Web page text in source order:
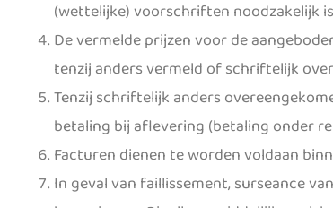
(wettelijke) voorschriften noodzakelijk
De vermelde prijzen voor de
tenzij anders vermeld of schriftelijk
Tenzij schriftelijk anders
betaling bij aflevering (betaling onder
Facturen dienen te worden voldaan
In geval van faillissement, surseance